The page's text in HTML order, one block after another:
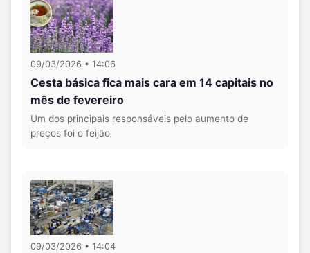
09/03/2026 • 14:06
Cesta básica fica mais cara em 14 capitais no
mês de fevereiro
Um dos principais responsáveis pelo aumento de
preços foi o feijão
09/03/2026 • 14:04